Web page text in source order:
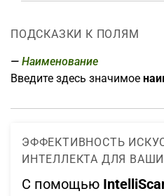
ПОДСКАЗКИ К ПОЛЯМ
Наименование
Введите здесь значимое
ЭФФЕКТИВНОСТЬ
ИНТЕЛЛЕКТА ДЛЯ
С помощью